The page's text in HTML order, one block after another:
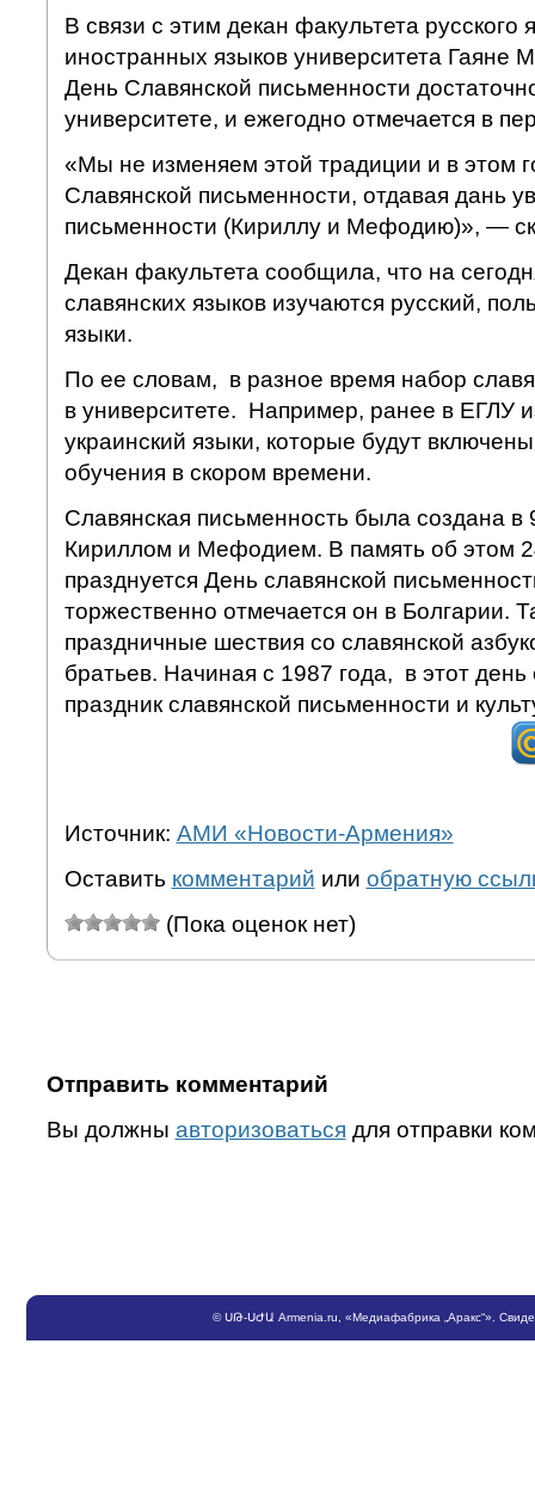
В связи с этим декан факультета русского
иностранных языков университета Гаяне
День Славянской письменности
университете, и ежегодно отмечается в
«Мы не изменяем этой традиции и в этом
Славянской письменности, отдавая дань
письменности (Кириллу и Мефодию)», —
Декан факультета сообщила, что на
славянских языков изучаются русский,
языки.
По ее словам, в разное время набор
в университете. Например, ранее в ЕГЛУ
украинский языки, которые будут
обучения в скором времени.
Славянская письменность была создана в
Кириллом и Мефодием. В память об этом
празднуется День славянской
торжественно отмечается он в Болгарии.
праздничные шествия со славянской
братьев. Начиная с 1987 года, в этот день
праздник славянской письменности и
Источник: АМИ «Новости-Армения»
Оставить комментарий или обратную
(Пока оценок нет)
Отправить комментарий
Вы должны авторизоваться для отправки
©ՍԹ-ՍԺԱ Armenia.ru , «Медиафабрика „Аракс“».